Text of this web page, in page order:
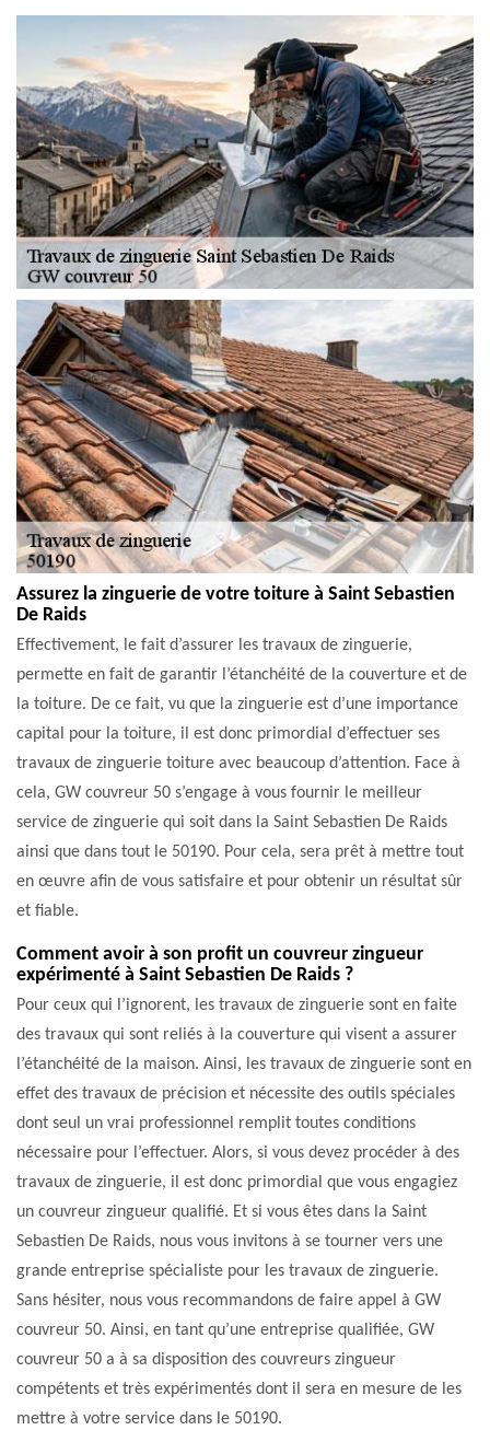
Assurez la zinguerie de votre toiture à Saint Sebastien
De Raids
Effectivement, le fait d’assurer les travaux de zinguerie,
permette en fait de garantir l’étanchéité de la couverture et de
la toiture. De ce fait, vu que la zinguerie est d’une importance
capital pour la toiture, il est donc primordial d’effectuer ses
travaux de zinguerie toiture avec beaucoup d’attention. Face à
cela, GW couvreur 50 s’engage à vous fournir le meilleur
service de zinguerie qui soit dans la Saint Sebastien De Raids
ainsi que dans tout le 50190. Pour cela, sera prêt à mettre tout
en œuvre afin de vous satisfaire et pour obtenir un résultat sûr
et fiable.
Comment avoir à son profit un couvreur zingueur
expérimenté à Saint Sebastien De Raids ?
Pour ceux qui l’ignorent, les travaux de zinguerie sont en faite
des travaux qui sont reliés à la couverture qui visent a assurer
l’étanchéité de la maison. Ainsi, les travaux de zinguerie sont en
effet des travaux de précision et nécessite des outils spéciales
dont seul un vrai professionnel remplit toutes conditions
nécessaire pour l’effectuer. Alors, si vous devez procéder à des
travaux de zinguerie, il est donc primordial que vous engagiez
un couvreur zingueur qualifié. Et si vous êtes dans la Saint
Sebastien De Raids, nous vous invitons à se tourner vers une
grande entreprise spécialiste pour les travaux de zinguerie.
Sans hésiter, nous vous recommandons de faire appel à GW
couvreur 50. Ainsi, en tant qu’une entreprise qualifiée, GW
couvreur 50 a à sa disposition des couvreurs zingueur
compétents et très expérimentés dont il sera en mesure de les
mettre à votre service dans le 50190.